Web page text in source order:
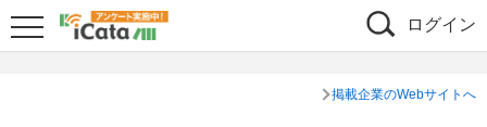
ログイン
掲載企業のWebサイトへ